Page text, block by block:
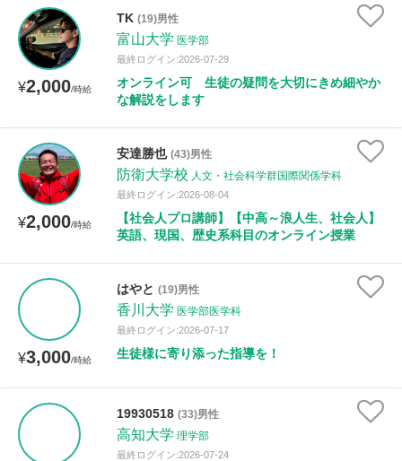
¥2,000/時給
TK (19)男性
富山大学 医学部
最終ログイン:2026-07-29
オンライン可 生徒の疑問を大切にきめ細やか
な解説をします
¥2,000/時給
安達勝也 (43)男性
防衛大学校 人文・社会科学群国際関係学科
最終ログイン:2026-08-04
【社会人プロ講師】【中高～浪人生、社会人】
英語、現国、歴史系科目のオンライン授業
¥3,000/時給
はやと (19)男性
香川大学 医学部医学科
最終ログイン:2026-07-17
生徒様に寄り添った指導を！
19930518 (33)男性
高知大学 理学部
最終ログイン:2026-07-24